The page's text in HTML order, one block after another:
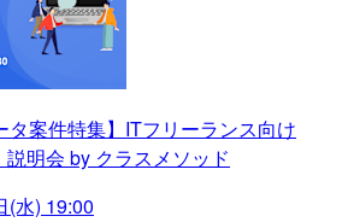
タ案件特集】ITフリーランス向け
説明会 by クラスメソッド
(水) 19:00